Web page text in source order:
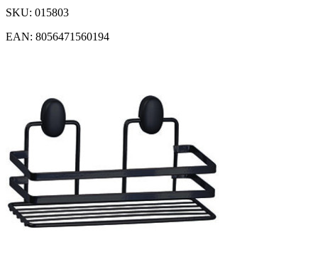
SKU: 015803
EAN: 8056471560194